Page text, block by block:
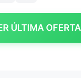
ÚLTIMA OFERTA